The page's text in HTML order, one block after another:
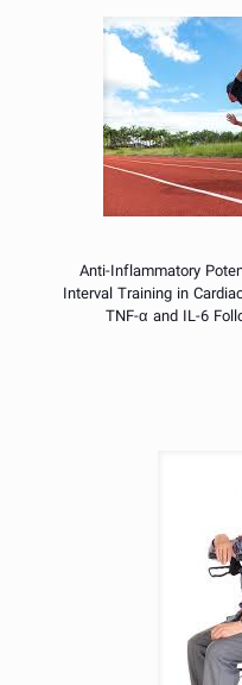
Anti-Inflammatory
Interval Training in
TNF-α and IL-6